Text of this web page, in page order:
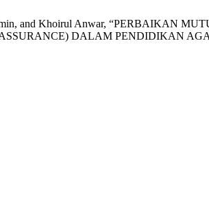
and Khoirul Anwar, “PERBAIKAN
DALAM PENDIDIKAN